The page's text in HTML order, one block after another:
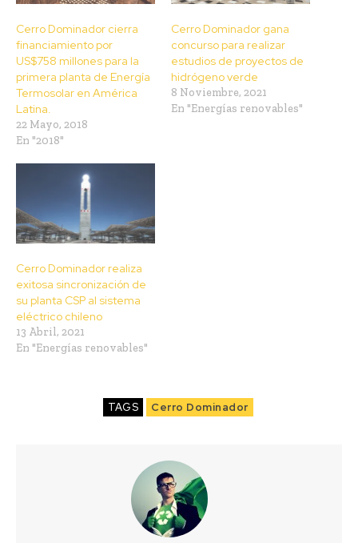
Cerro Dominador cierra
financiamiento por
US$758 millones para la
primera planta de Energía
Termosolar en América
Latina.
22 Mayo, 2018
En "2018"
Cerro Dominador gana
concurso para realizar
estudios de proyectos de
hidrógeno verde
8 Noviembre, 2021
En "Energías renovables"
Cerro Dominador realiza
exitosa sincronización de
su planta CSP al sistema
eléctrico chileno
13 Abril, 2021
En "Energías renovables"
TAGS Cerro Dominador